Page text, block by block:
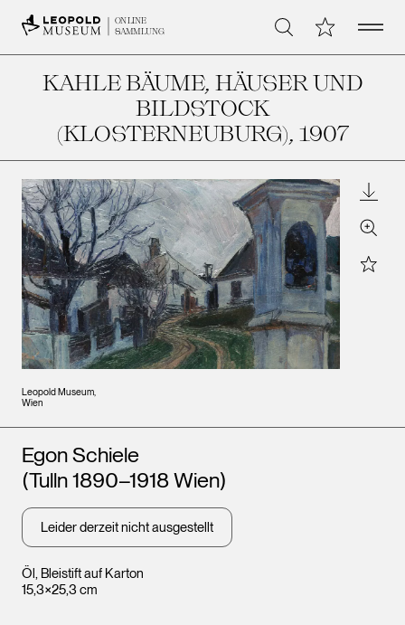
ONLINE
SAMMLUNG
Suche Meine Open
KAHLE BÄUME, HÄUSER UND
BILDSTOCK
(KLOSTERNEUBURG), 1907
Leopold Museum,
Wien
Zoom
Star
Öl, Bleistift auf Karton
15,3×25,3 cm
Künstler*innen
Egon Schiele
(Tulln 1890–1918 Wien)
Leider derzeit nicht ausgestellt